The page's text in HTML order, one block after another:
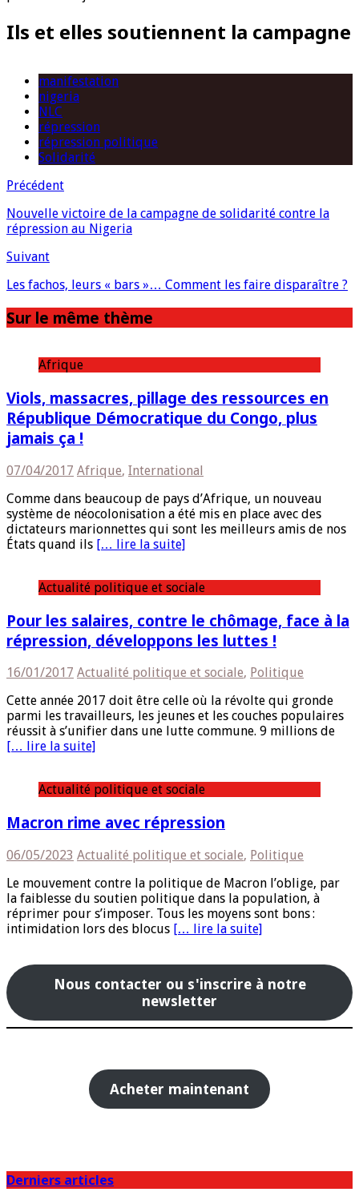
Ils et elles soutiennent la campagne
manifestation
nigeria
NLC
répression
répression politique
Solidarité
Précédent
Nouvelle victoire de la campagne de solidarité contre la
répression au Nigeria
Suivant
Les fachos, leurs « bars »… Comment les faire disparaître ?
Sur le même thème
Afrique
Viols, massacres, pillage des ressources en
République Démocratique du Congo, plus
jamais ça !
07/04/2017 Afrique, International
Comme dans beaucoup de pays d’Afrique, un nouveau
système de néocolonisation a été mis en place avec des
dictateurs marionnettes qui sont les meilleurs amis de nos
États quand ils [… lire la suite]
Actualité politique et sociale
Pour les salaires, contre le chômage, face à la
répression, développons les luttes !
16/01/2017 Actualité politique et sociale, Politique
Cette année 2017 doit être celle où la révolte qui gronde
parmi les travailleurs, les jeunes et les couches populaires
réussit à s’unifier dans une lutte commune. 9 millions de
[… lire la suite]
Actualité politique et sociale
Macron rime avec répression
06/05/2023 Actualité politique et sociale, Politique
Le mouvement contre la politique de Macron l’oblige, par
la faiblesse du soutien politique dans la population, à
réprimer pour s’imposer. Tous les moyens sont bons :
intimidation lors des blocus [… lire la suite]
Nous contacter ou s'inscrire à notre
newsletter
Acheter maintenant
Derniers articles